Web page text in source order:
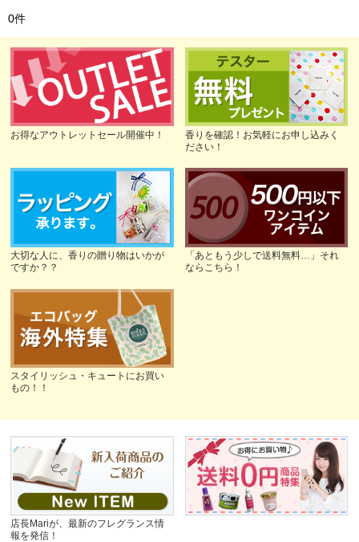
0件
お得なアウトレットセール開催中！
香りを確認！お気軽にお申し込みく
ださい！
大切な人に、香りの贈り物はいかが
ですか？？
「あともう少しで送料無料…」それ
ならこちら！
スタイリッシュ・キュートにお買い
もの！！
店長Mariが、最新のフレグランス情
報を発信！